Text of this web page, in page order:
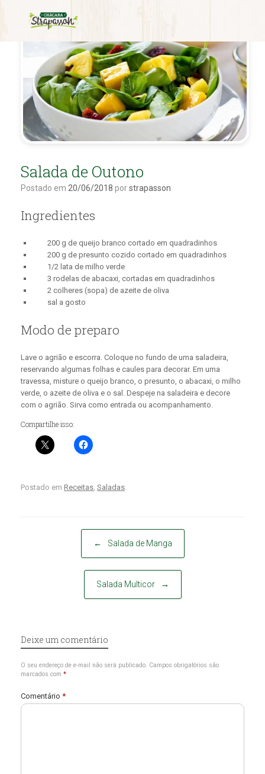
Salada de Outono
Postado em 20/06/2018 porstrapasson
Ingredientes
200 g de queijo branco cortado em quadradinhos
200 g de presunto cozido cortado em quadradinhos
1/2 lata de milho verde
3 rodelas de abacaxi, cortadas em quadradinhos
2 colheres (sopa) de azeite de oliva
sal a gosto
Modo de preparo
Lave o agrião e escorra. Coloque no fundo de uma saladeira,
reservando algumas folhas e caules para decorar. Em uma
travessa, misture o queijo branco, o presunto, o abacaxi, o milho
verde, o azeite de oliva e o sal. Despeje na saladeira e decore
com o agrião. Sirva como entrada ou acompanhamento.
Compartilhe isso:
Postado em Receitas, Saladas.
← Salada de Manga
Salada Multicor →
Deixe um comentário
O seu endereço de e-mail não será publicado. Campos obrigatórios são
marcados com *
Comentário *